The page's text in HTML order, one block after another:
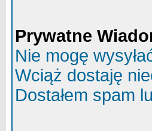
Prywatne
Nie mogę
Wciąż dostaję
Dostałem spam